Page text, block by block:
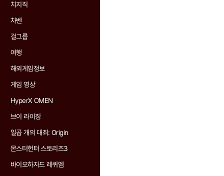
치지직
차벤
걸그룹
여행
해외게임정보
게임 영상
HyperX OMEN
브이 라이징
일곱 개의 대죄: Origin
몬스터헌터 스토리즈3
바이오하자드 레퀴엠